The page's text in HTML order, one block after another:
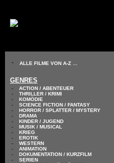
- ALLE FILME VON A-Z
GENRES
-
-
-
-
-
-
-
-
-
-
-
-
-
-
ACTION / ABENTEUER
THRILLER / KRIMI
KOMÖDIE
SCIENCE FICTION / FANTASY
HORROR / SPLATTER / MYSTERY
DRAMA
KINDER / JUGEND
MUSIK / MUSICAL
KRIEG
EROTIK
WESTERN
ANIMATION
DOKUMENTATION / KURZFILM
SERIEN